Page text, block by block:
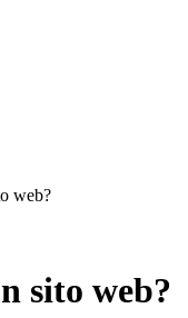
web?
sito web?